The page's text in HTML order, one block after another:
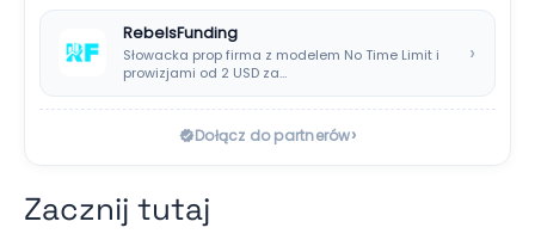
RebelsFunding
Słowacka prop firma z modelem No Time Limit i
prowizjami od 2 USD za…
›
Dołącz do partnerów›
Zacznij tutaj